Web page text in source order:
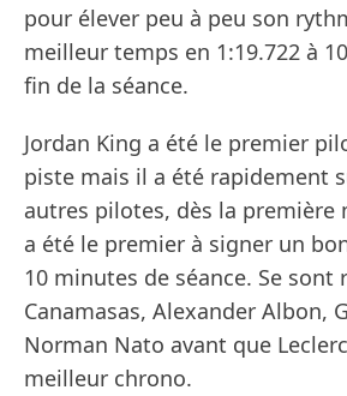
pour élever peu à peu son
meilleur temps en 1:19.722 à
fin de la séance.
Jordan King a été le premier
piste mais il a été rapidement
autres pilotes, dès la première
a été le premier à signer un
10 minutes de séance. Se sont
Canamasas, Alexander Albon,
Norman Nato avant que
meilleur chrono.